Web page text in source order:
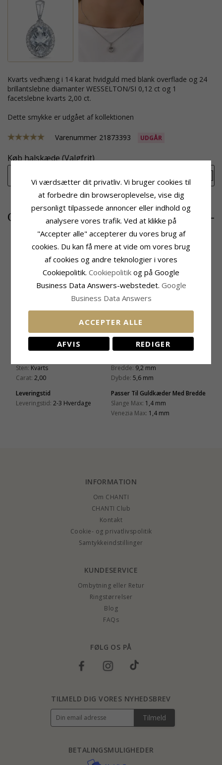
kvarts vedhæng i 14 karat hvidguld med blank overflade og 24
brillantslebne diamanter WESSELTON/SI 0,12 ct og 1
facetslebne kvarts 2,00 ct.
Dette smykke er udgået af kollektionen
Varenummer 21873393 UDGÅR
Køb halskæde (Valgfrit)
CHANTI pris 5020,-
Produktinformation
Kvarts
Vedhæng:Vedhæng
Hvidguld
Overflade:Blank
Sten
Antal: 24
Slibning:Brillantsleben
Diamant Farve:
Diamant Klarhed:SI
Carat: 0,12
Sten
Antal:
Sten: Kvarts
Carat: 2,00
Fatning
Højde Inkl. Øsken:17,9 mm
Bredde: 9,2 mm
Dybde: 5,6 mm
Leveringstid
Leveringstid: 2-3 Hverdage
Passer Til Guldkæder Med Bredde
Slange Max: 1,4 mm
Venezia Max: 1,4 mm
INFORMATION
Om CHANTI
CHANTI Club
Kontakt
Cookie- og privatlivspolitik
Samtykkeindstillinger
KUNDESERVICE
Ombytning eller Retur
Ringstørrelser
Blog
FAQs
FØLG OS PÅ
BETALINGSMULIGHEDER
TILMELD DIG VORES NYHEDSBREV
Tilmeld
Vi værdsætter dit privatliv. Vi bruger cookies til
at forbedre din browseroplevelse, vise dig
personligt tilpassede annoncer eller indhold og
analysere vores trafik. Ved at klikke på
"Accepter alle" accepterer du vores brug af
cookies. Du kan få mere at vide om vores brug
af cookies og andre teknologier i vores
Cookiepolitik. Cookiepolitik og på Google
Business Data Answers-webstedet. Google
Business Data Answers
ACCEPTER ALLE
AFVIS REDIGER